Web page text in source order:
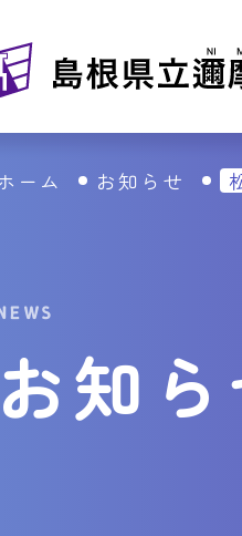
ーム お知らせ
お知